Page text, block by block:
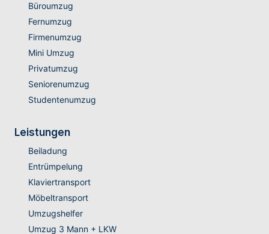
Büroumzug
Fernumzug
Firmenumzug
Mini Umzug
Privatumzug
Seniorenumzug
Studentenumzug
Leistungen
Beiladung
Entrümpelung
Klaviertransport
Möbeltransport
Umzugshelfer
Umzug 3 Mann + LKW